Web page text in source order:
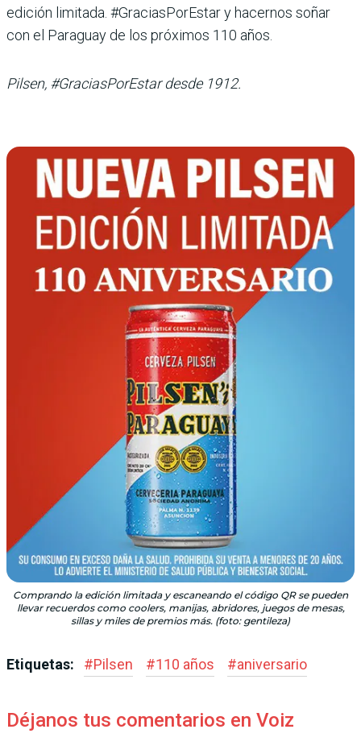
edición limitada. #GraciasPorEstar y hacernos soñar
con el Paraguay de los próximos 110 años.
Pilsen, #GraciasPorEstar desde 1912.
Comprando la edición limitada y escaneando el código QR se pueden
llevar recuerdos como coolers, manijas, abridores, juegos de mesas,
sillas y miles de premios más. (foto: gentileza)
Etiquetas: #Pilsen #110 años #aniversario
Déjanos tus comentarios en Voiz